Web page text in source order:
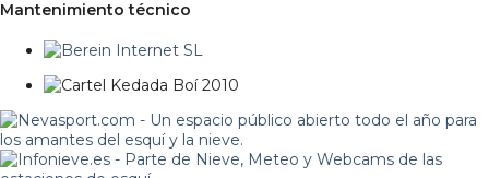
Mantenimiento técnico